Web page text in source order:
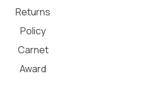
Returns
Policy
Carnet
Award